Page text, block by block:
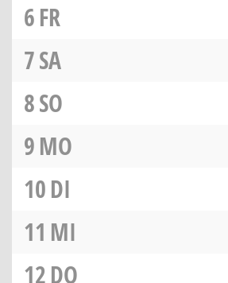
6FR
7SA
8SO
9MO
10DI
11 MI
12DO